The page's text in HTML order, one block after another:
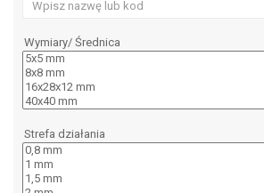
Wymiary/ Średnica
Strefa działania